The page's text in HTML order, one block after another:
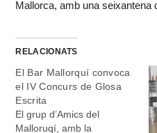
Mallorca, amb una seixantena
RELACIONATS
El Bar Mallorquí convoca
el IV Concurs de Glosa
Escrita
El grup d’Amics del
Malloruqí, amb la